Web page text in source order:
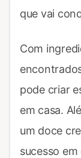
que vai
Com
pode criar
em casa.
um doce
sucesso